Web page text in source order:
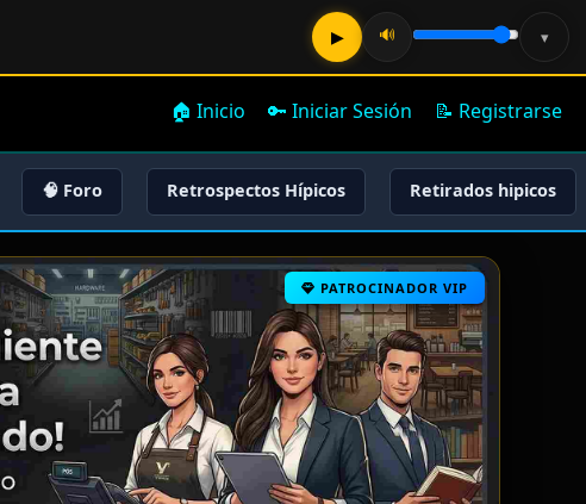
🏠 Inicio 🔑 Iniciar Sesión 📝 Registrarse
🧠 Foro Retrospectos Hípicos Retirados hipicos
PATROCINADOR VIP
▶ 🔊 ▾